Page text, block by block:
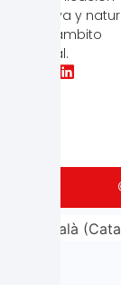
efectiva y
en el ámbito
laboral.
Català (